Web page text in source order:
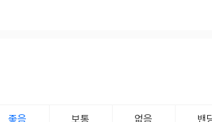
좋음 보통 없음 밴